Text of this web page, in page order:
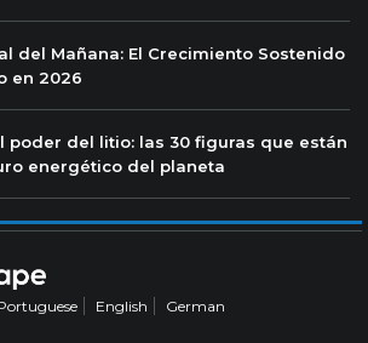
del Mañana: El Crecimiento Sostenido
en 2026
poder del litio: las 30 figuras que están
energético del planeta
English German